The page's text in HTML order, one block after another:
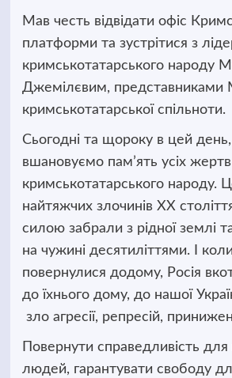
Мав честь відвідати офіс
платформи та зустрітися з
кримськотатарського народу
Джемілєвим, представниками
кримськотатарської спільноти.
Сьогодні та щороку в цей
вшановуємо пам’ять усіх жертв
кримськотатарського народу.
найтяжчих злочинів ХХ
силою забрали з рідної землі
на чужині десятиліттями. І
повернулися додому, Росія
до їхнього дому, до нашої
зло агресії, репресій,
Повернути справедливість для
людей, гарантувати свободу